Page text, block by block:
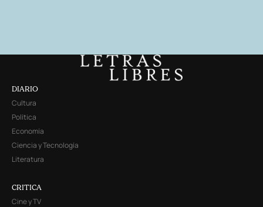
DIARIO
Cultura
Política
Economía
Ciencia y Tecnología
Literatura
CRITICA
Cine y TV